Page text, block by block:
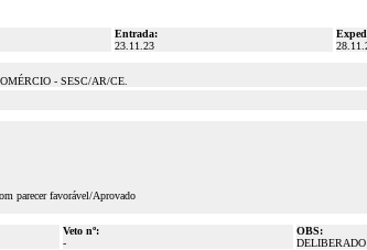
Entrada:
23.11.23
- SESC/AR/CE.
parecer favorável/Aprovado
Veto nº:
-
OBS:
DELIBERADO